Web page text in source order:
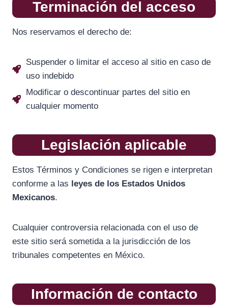
Terminación del acceso
Nos reservamos el derecho de:
Suspender o limitar el acceso al sitio en caso de
uso indebido
Modificar o descontinuar partes del sitio en
cualquier momento
Legislación aplicable
Estos Términos y Condiciones se rigen e interpretan
conforme a las leyes de los Estados Unidos
Mexicanos.
Cualquier controversia relacionada con el uso de
este sitio será sometida a la jurisdicción de los
tribunales competentes en México.
Información de contacto